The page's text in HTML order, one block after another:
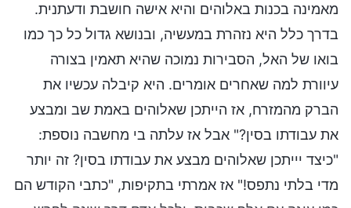
מאמינה בכנות באלוהים והיא אישה חושבת ודעתנית.
בדרך כלל היא נזהרת במעשיה, ובנושא גדול כל כך כמו
בואו של האל, הסבירות נמוכה שהיא תאמין בצורה
עיוורת למה שאחרים אומרים. היא קיבלה עכשיו את
הברק מהמזרח, אז הייתכן שאלוהים באמת שב ומבצע
את עבודתו בסין?" אבל אז עלתה בי מחשבה נוספת:
"כיצד יייתכן שאלוהים מבצע את עבודתו בסין? זה יותר
מדי בלתי נתפס!" אז אמרתי בתקיפות, "כתבי הקודש הם